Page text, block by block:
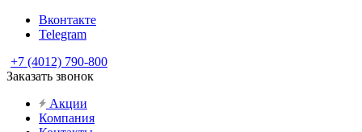
Вконтакте
Telegram
+7 (4012) 790-800
Заказать звонок
Акции
Компания